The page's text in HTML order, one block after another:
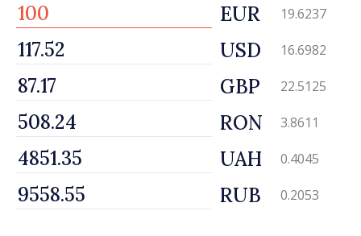
EUR 19.6237
USD 16.6982
GBP 22.5125
RON 3.8611
UAH 0.4045
RUB 0.2053